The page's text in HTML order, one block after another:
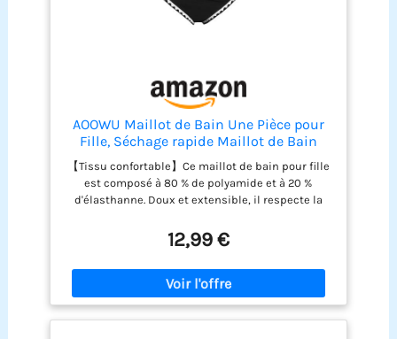
AOOWU Maillot de Bain Une Pièce pour
Fille, Séchage rapide Maillot de Bain
Sportif avec ajustable Bretelles,
Confortable Plage Maillot de Bain,
Vêtements de Bain athlétiques pour
Enfants de 7 à 12 Ans
【Tissu confortable】Ce maillot de bain pour fille
est composé à 80 % de polyamide et à 20 %
d'élasthanne. Doux et extensible, il respecte la
serrer et offre une totale liberté de mouvement
pour nager, s'amuser dans l'eau ou surfer.
【Design ludique】Avec ses broderies
contrastées et sa taille plissée, ce maillot de bain
pour fille apporte une touche d'élégance et offre
une liberté de mouvement optimale pour nager ou
12,99 €